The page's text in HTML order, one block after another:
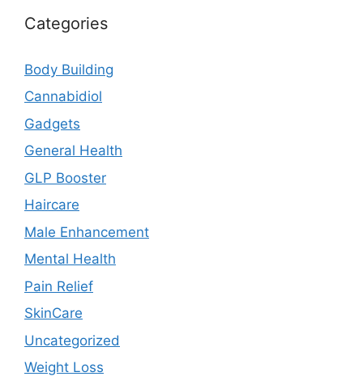
Categories
Body Building
Cannabidiol
Gadgets
General Health
GLP Booster
Haircare
Male Enhancement
Mental Health
Pain Relief
SkinCare
Uncategorized
Weight Loss